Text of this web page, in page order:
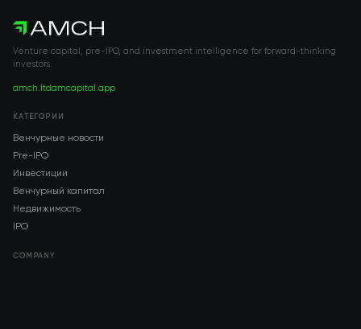
Venture capital, pre-IPO, and investment intelligence for forward-thinking
investors.
amch.ltdamcapital.app
КАТЕГОРИИ
Венчурные новости
Pre-IPO
Инвестиции
Венчурный капитал
Недвижимость
IPO
COMPANY